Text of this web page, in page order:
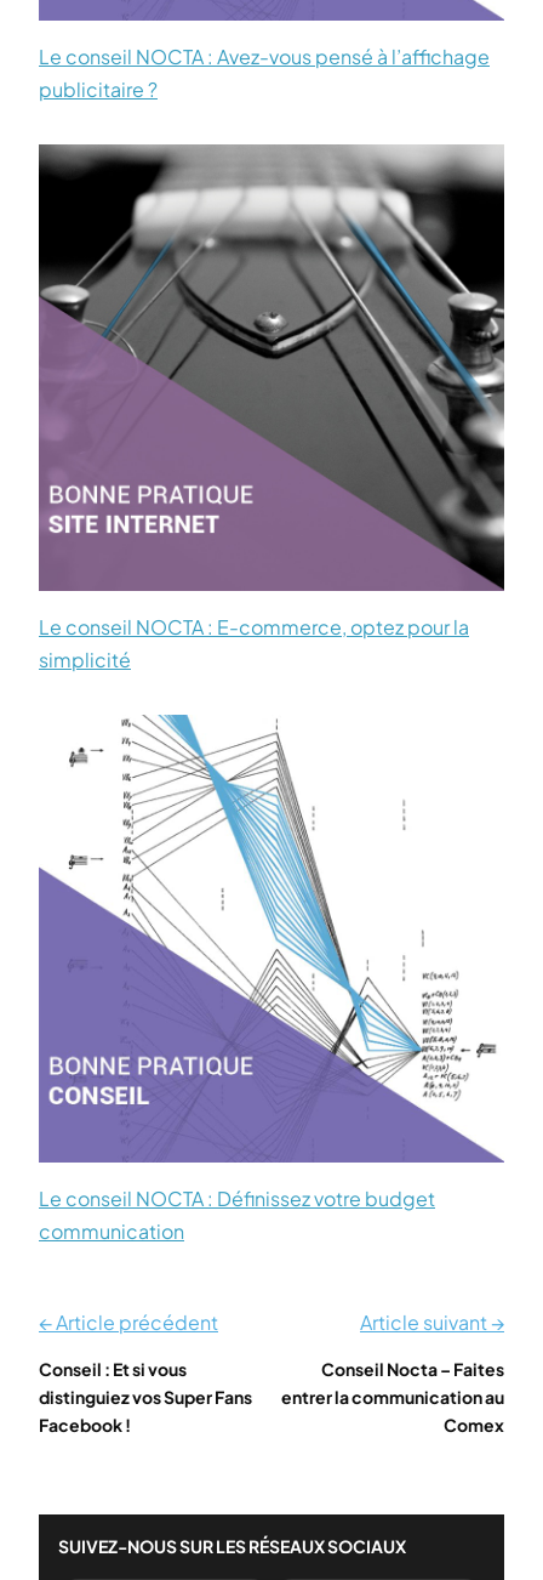
Le conseil NOCTA : Avez-vous pensé à l’affichage
publicitaire ?
Le conseil NOCTA : E-commerce, optez pour la
simplicité
Le conseil NOCTA : Définissez votre budget
communication
← Article précédent
Conseil : Et si vous
distinguiez vos Super Fans
Facebook !
Article suivant →
Conseil Nocta – Faites
entrer la communication au
Comex
SUIVEZ-NOUS SUR LES RÉSEAUX SOCIAUX